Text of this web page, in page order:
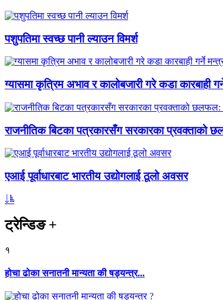
पशुपतिमा स्वच्छ पानी ल्याउन विमर्श
ग्यासमा कृत्रिम अभाव र कालोबजारी गरे कडा कारबाही
राजनीतिक बिटका पत्रकारसँग सरकारका प्रवक्ताको
एआई पूर्वाधारबाट भारतीय उद्योगलाई ठूलो अवसर
ट्रेन्डिङ+
१
होचा ढोका सनातनी मान्यता की षड्यन्त्र...